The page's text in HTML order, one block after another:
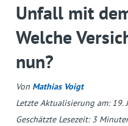
Unfall mit
Welche
nun?
Von Mathias Voigt
Letzte Aktualisierung am: 19.
Geschätzte Lesezeit:3